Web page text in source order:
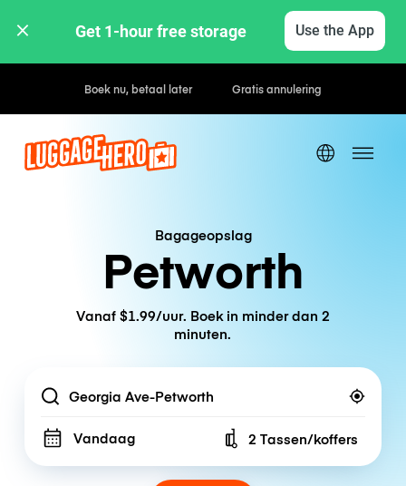
Get 1-hour free storage Use the App
Uur- / dagtarieven
Bagageopslag
Petworth
Vanaf $1.99/uur. Boek in minder dan 2
minuten.
Location
Vandaag Number of bags
2 Tassen/koffers